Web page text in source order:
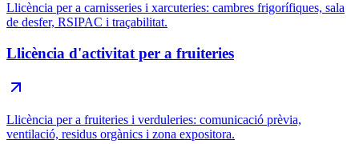
Llicència per a carnisseries i xarcuteries: cambres frigorífiques, sala
de desfer, RSIPAC i traçabilitat.
Llicència d'activitat per a fruiteries
Llicència per a fruiteries i verduleries: comunicació prèvia,
ventilació, residus orgànics i zona expositora.